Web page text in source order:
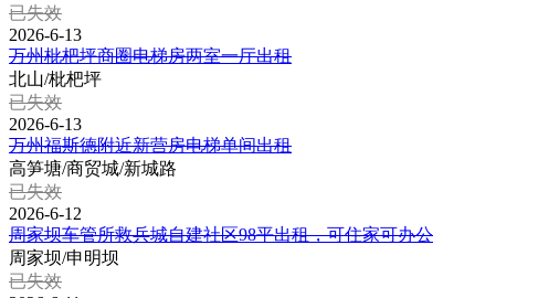
已失效
2026-6-13
万州枇杷坪商圈电梯房两室一厅出租
北山/枇杷坪
已失效
2026-6-13
万州福斯德附近新营房电梯单间出租
高笋塘/商贸城/新城路
已失效
2026-6-12
周家坝车管所救兵城自建社区98平出租，可住家可办公
周家坝/申明坝
已失效